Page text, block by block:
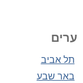
ערים
תל אביב
באר שבע